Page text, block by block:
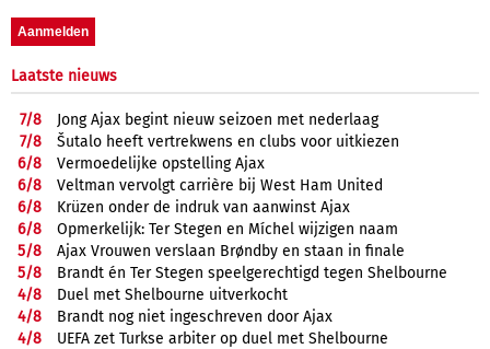
Laatste nieuws
7/8
Jong Ajax begint nieuw seizoen met nederlaag
7/8
Šutalo heeft vertrekwens en clubs voor uitkiezen
6/8
Vermoedelijke opstelling Ajax
6/8
Veltman vervolgt carrière bij West Ham United
6/8
Krüzen onder de indruk van aanwinst Ajax
6/8
Opmerkelijk: Ter Stegen en Míchel wijzigen naam
5/8
Ajax Vrouwen verslaan Brøndby en staan in finale
5/8
Brandt én Ter Stegen speelgerechtigd tegen Shelbourne
4/8
Duel met Shelbourne uitverkocht
4/8
Brandt nog niet ingeschreven door Ajax
4/8
UEFA zet Turkse arbiter op duel met Shelbourne